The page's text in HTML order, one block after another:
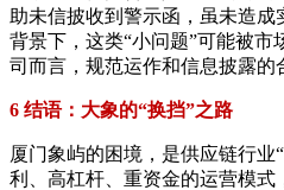
助未信披收到警示函，虽未造
背景下，这类“小问题”可能被
司而言，规范运作和信息披露的
6 结语：大象的“换挡”之路
厦门象屿的困境，是供应链行业
利、高杠杆、重资金的运营模